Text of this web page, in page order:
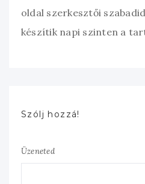
oldal szerkesztői
készítik napi szinten a
Szólj hozzá!
Üzeneted